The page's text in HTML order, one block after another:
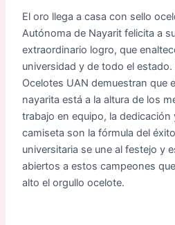
El oro llega a casa con sello
Autónoma de Nayarit felicita a
extraordinario logro, que
universidad y de todo el
Ocelotes UAN demuestran que
nayarita está a la altura de los
trabajo en equipo, la dedicación
camiseta son la fórmula del
universitaria se une al festejo y
abiertos a estos campeones
alto el orgullo ocelote.